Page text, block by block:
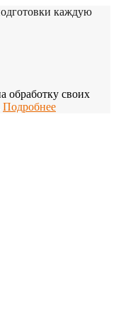
каждую
обработку своих
Подробнее